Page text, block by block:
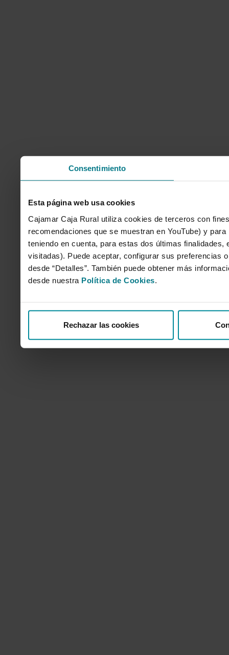
Consentimiento
Esta página web usa cookies
Cajamar Caja Rural utiliza cookies de terceros con
recomendaciones que se muestran en YouTube) y
teniendo en cuenta, para estas dos últimas
visitadas). Puede aceptar, configurar sus preferencias
desde “Detalles”. También puede obtener más
desde nuestra Política de Cookies
Rechazar las cookies